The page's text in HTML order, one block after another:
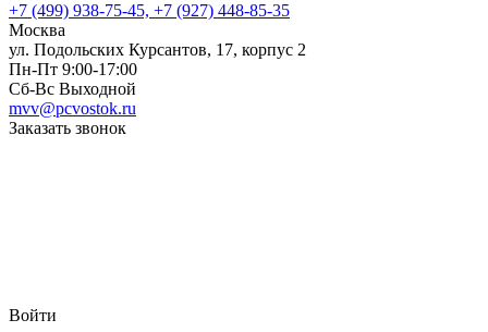
+7 (499) 938-75-45, +7 (927) 448-85-35
Москва
ул. Подольских Курсантов, 17, корпус 2
Пн-Пт 9:00-17:00
Сб-Вс Выходной
mvv@pcvostok.ru
Заказать звонок
Войти